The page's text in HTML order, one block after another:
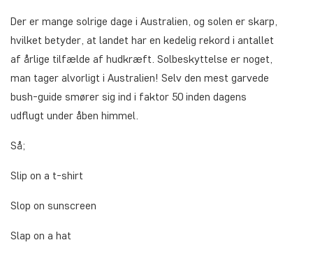
Der er mange solrige dage i Australien, og solen er skarp,
hvilket betyder, at landet har en kedelig rekord i antallet
af årlige tilfælde af hudkræft. Solbeskyttelse er noget,
man tager alvorligt i Australien! Selv den mest garvede
bush-guide smører sig ind i faktor 50 inden dagens
udflugt under åben himmel.
Så;
Slip on a t-shirt
Slop on sunscreen
Slap on a hat